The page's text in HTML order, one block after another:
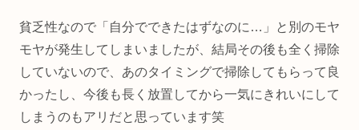
貧乏性なので「自分でできたはずなのに…」と別のモヤ
モヤが発生してしまいましたが、結局その後も全く掃除
していないので、あのタイミングで掃除してもらって良
かったし、今後も長く放置してから一気にきれいにして
しまうのもアリだと思っています笑